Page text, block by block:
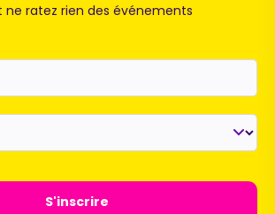
ne ratez rien des événements